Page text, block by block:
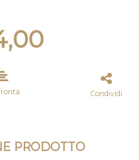
Condividi
PRODOTTO